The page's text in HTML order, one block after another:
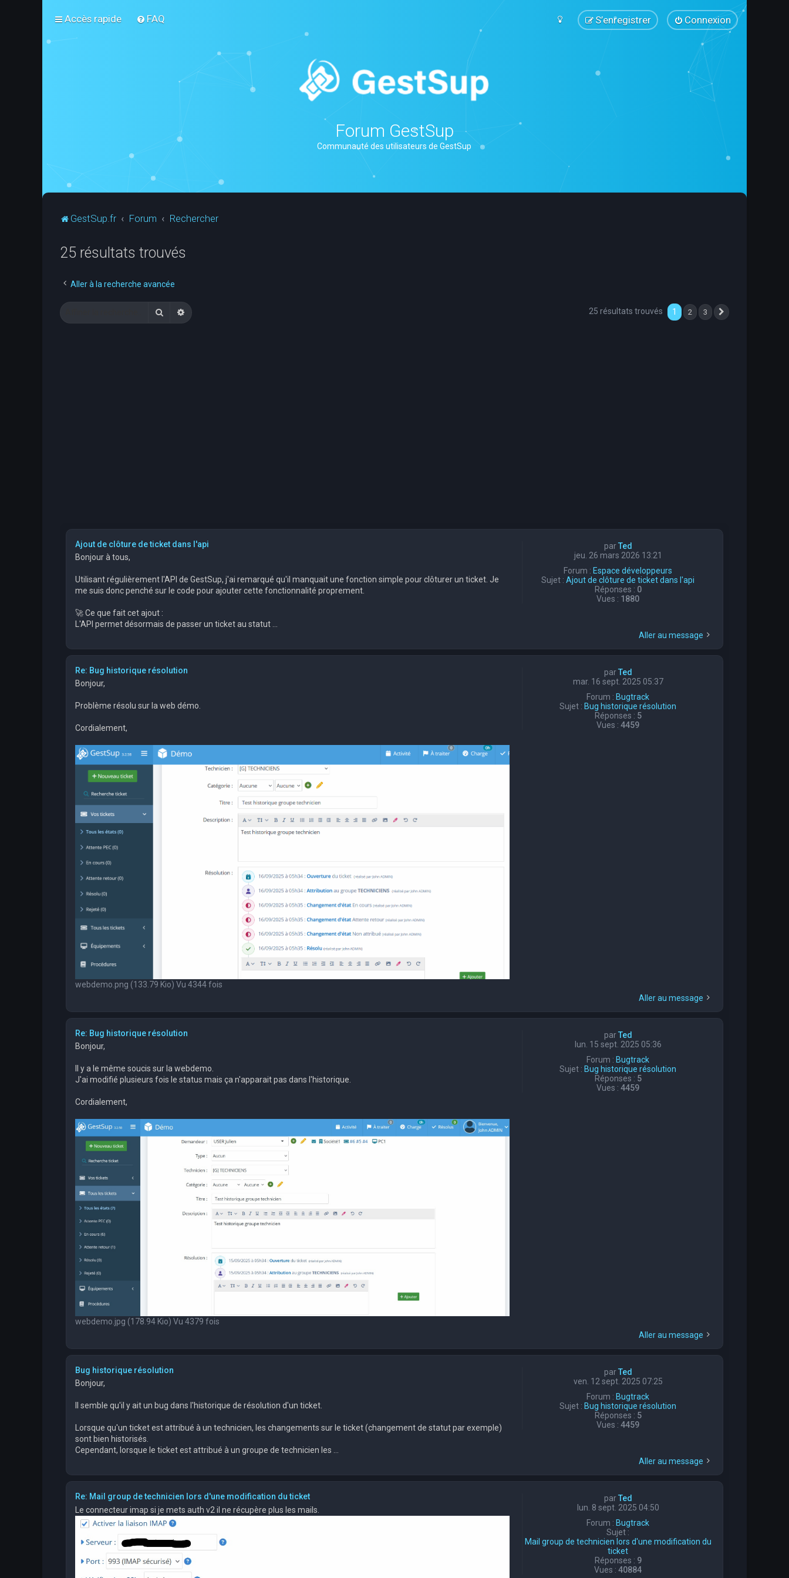
Accès rapide FAQ Connexion
S’enregistrer
Forum GestSup
Communauté des utilisateurs de GestSup
GestSup.fr Forum Rechercher
25 résultats trouvés
Aller à la recherche avancée
RechercherRecherche avancée 25 résultats trouvés 1 2 3
parTed
jeu. 26 mars 2026 13:21
Forum :Espace développeurs
Sujet :Ajout de clôture de ticket dans l'api
Réponses : 0
Vues : 1880
Ajout de clôture de ticket dans l'api
Bonjour à tous,
Utilisant régulièrement l'API de GestSup, j'ai remarqué qu'il manquait une fonction simple pour clôturer un ticket. Je
me suis donc penché sur le code pour ajouter cette fonctionnalité proprement.
🚀 Ce que fait cet ajout :
L'API permet désormais de passer un ticket au statut ...
Aller au message
parTed
mar. 16 sept. 2025 05:37
Forum : Bugtrack
Sujet : Bug historique résolution
Réponses : 5
Vues :4459
Re: Bug historique résolution
Bonjour,
Problème résolu sur la web démo.
Cordialement,
webdemo.png (133.79 Kio) Vu 4344 fois
Aller au message
parTed
lun. 15 sept. 2025 05:36
Forum : Bugtrack
Sujet : Bug historique résolution
Réponses : 5
Vues :4459
Re: Bug historique résolution
Bonjour,
Il y a le même soucis sur la webdemo.
J'ai modifié plusieurs fois le status mais ça n'apparait pas dans l'historique.
Cordialement,
webdemo.jpg (178.94 Kio) Vu 4379 fois
Aller au message
parTed
ven. 12 sept. 2025 07:25
Forum : Bugtrack
Sujet : Bug historique résolution
Réponses : 5
Vues :4459
Bug historique résolution
Bonjour,
Il semble qu'il y ait un bug dans l'historique de résolution d'un ticket.
Lorsque qu'un ticket est attribué à un technicien, les changements sur le ticket (changement de statut par exemple)
sont bien historisés.
Cependant, lorsque le ticket est attribué à un groupe de technicien les ...
Aller au message
parTed
lun. 8 sept. 2025 04:50
Forum : Bugtrack
Sujet :
Mail group de technicien lors d'une modification du
ticket
Réponses : 9
Vues :40884
Re: Mail group de technicien lors d'une modification du ticket
Le connecteur imap si je mets auth v2 il ne récupère plus les mails.